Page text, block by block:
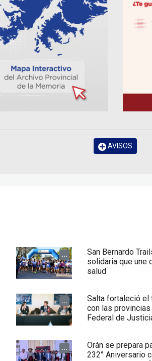
AVISOS
...
San Bernardo
solidaria que une
salud
...
Salta fortaleció el
con las
Federal de
...
Orán se prepara
232° Aniversario